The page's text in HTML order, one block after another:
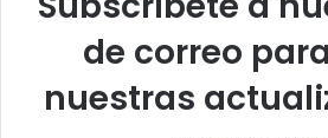
de correo
nuestras